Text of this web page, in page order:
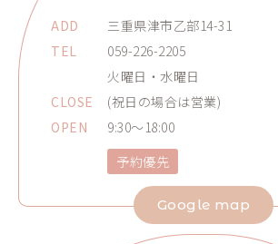
ADD
三重県津市乙部14-31
TEL
059-226-2205
CLOSE
火曜日・水曜日
(祝日の場合は営業)
OPEN
9:30～18:00
予約優先
Google map